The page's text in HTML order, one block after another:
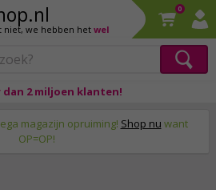
niet, we hebben het wel
0
dan 2 miljoen klanten!
magazijn opruiming! Shop nu want
OP=OP!